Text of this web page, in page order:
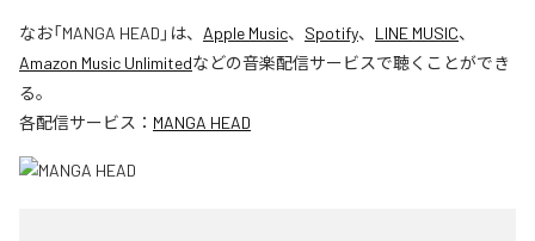
なお「MANGA HEAD 」は、 Apple Music、 Spotify、 LINE MUSIC、
Amazon Music Unlimitedなどの音楽配信サービスで聴くことができ
る。
各配信サービス： MANGA HEAD